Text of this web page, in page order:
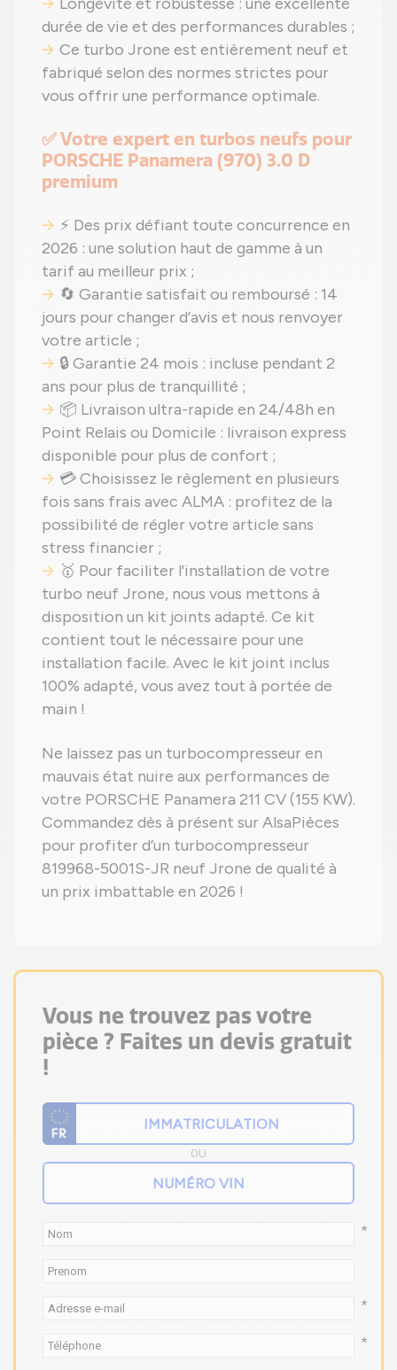
durée de vie et des performances durables ;
Ce turbo Jrone est entièrement neuf et
fabriqué selon des normes strictes pour
vous offrir une performance optimale.
✅ Votre expert en turbos neufs pour
PORSCHE Panamera (970) 3.0 D
premium
⚡ Des prix défiant toute concurrence en
2026 : une solution haut de gamme à un
tarif au meilleur prix ;
🔄 Garantie satisfait ou remboursé : 14
jours pour changer d’avis et nous renvoyer
votre article ;
🔒 Garantie 24 mois : incluse pendant 2
ans pour plus de tranquillité ;
📦 Livraison ultra-rapide en 24/48h en
Point Relais ou Domicile : livraison express
disponible pour plus de confort ;
💳 Choisissez le règlement en plusieurs
fois sans frais avec ALMA : profitez de la
possibilité de régler votre article sans
stress financier ;
🥇 Pour faciliter l'installation de votre
turbo neuf Jrone, nous vous mettons à
disposition un kit joints adapté. Ce kit
contient tout le nécessaire pour une
installation facile. Avec le kit joint inclus
100% adapté, vous avez tout à portée de
main !
Ne laissez pas un turbocompresseur en
mauvais état nuire aux performances de
votre PORSCHE Panamera 211 CV (155 KW).
Commandez dès à présent sur AlsaPièces
pour profiter d’un turbocompresseur
819968-5001S-JR neuf Jrone de qualité à
un prix imbattable en 2026 !
Vous ne trouvez pas votre
pièce ? Faites un devis gratuit
!
OU
*
*
*